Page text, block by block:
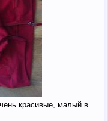
красивые, малый в